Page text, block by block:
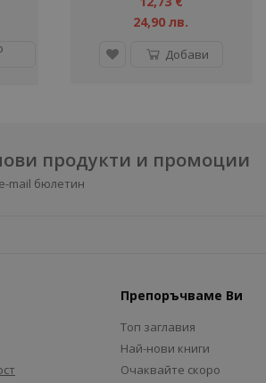
24,90 лв.
Добави
продукти и промоции
mail бюлетин
Препоръчваме Ви
Топ заглавия
Най-нови книги
Очаквайте скоро